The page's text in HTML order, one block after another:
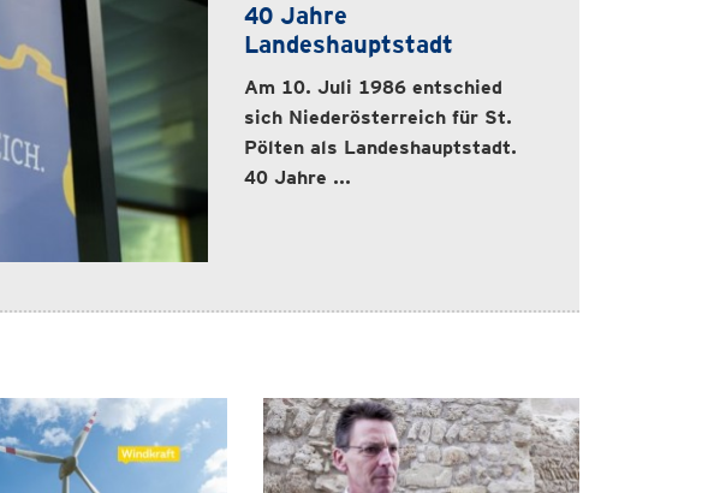
40 Jahre
Landeshauptstadt
Am 10. Juli 1986 entschied
sich Niederösterreich für St.
Pölten als Landeshauptstadt.
40 Jahre ...